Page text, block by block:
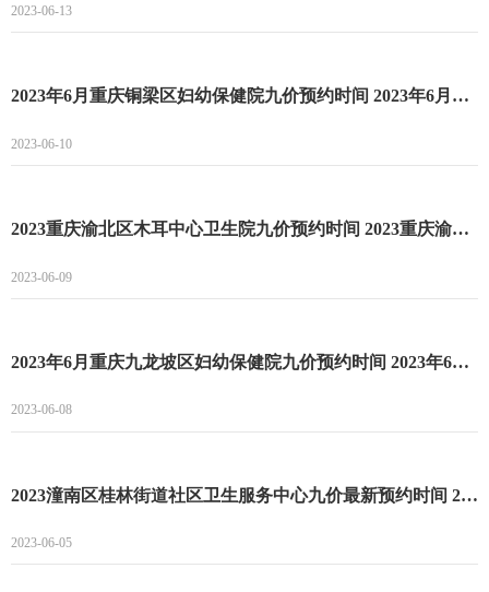
2023-06-13
2023年6月重庆铜梁区妇幼保健院九价预约时间 2023年6月重庆铜梁区妇幼保健院九价预约流程
2023-06-10
2023重庆渝北区木耳中心卫生院九价预约时间 2023重庆渝北区木耳中心卫生院九价预约入口
2023-06-09
2023年6月重庆九龙坡区妇幼保健院九价预约时间 2023年6月重庆九龙坡区妇幼保健院九价预约流程
2023-06-08
2023潼南区桂林街道社区卫生服务中心九价最新预约时间 2023潼南区桂林街道社区卫生服务中心九价预约流程
2023-06-05